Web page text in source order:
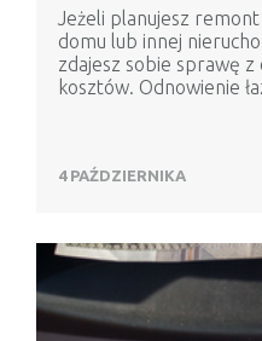
Jeżeli planujesz
domu lub innej
zdajesz sobie sprawę z
kosztów. Odnowienie
4 PAŹDZIERNIKA